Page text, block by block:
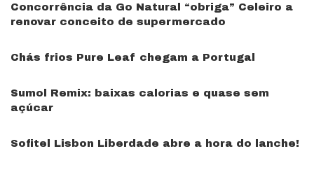
Concorrência da Go Natural “obriga” Celeiro a
renovar conceito de supermercado
Chás frios Pure Leaf chegam a Portugal
Sumol Remix: baixas calorias e quase sem
açúcar
Sofitel Lisbon Liberdade abre a hora do lanche!